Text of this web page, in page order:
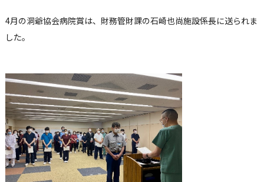
4月の洞爺協会病院賞は、財務管財課の石崎也尚施設係長に送られま
した。